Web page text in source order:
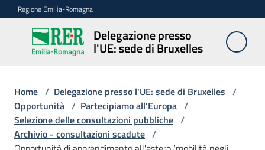
Vai al contenuto
Vai alla navigazione
Vai al footer
Regione Emilia-Romagna
Delegazione presso
l'UE: sede di Bruxelles
Delegazione
presso l'UE:
Bruxelles
Novità
Home / Delegazione presso l'UE: sede di Bruxelles /
Opportunità / Partecipiamo all'Europa /
Selezione delle consultazioni pubbliche /
Archivio - consultazioni scadute /